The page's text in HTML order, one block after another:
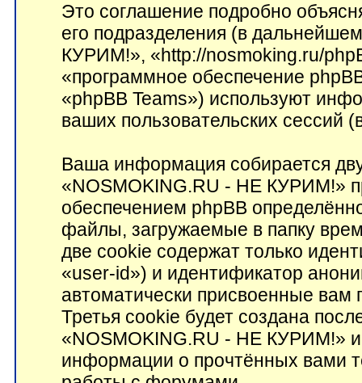
Это соглашение подробно
его подразделения (в
КУРИМ!», «http://nosmoking.ru/
«программное обеспечение
«phpBB Teams») используют
ваших пользовательских
Ваша информация собирается
«NOSMOKING.RU - НЕ КУРИМ!»
обеспечением phpBB
файлы, загружаемые в папку
две cookie содержат только
«user-id») и идентификатор
автоматически присвоенные
Третья cookie будет создана
«NOSMOKING.RU - НЕ КУРИМ!» и
информации о прочтённых вами